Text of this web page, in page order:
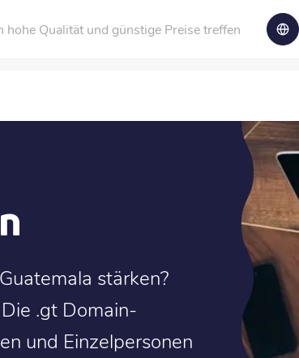
hohe Qualität und günstige Preise treffen
stärken?
.gt Domain-
und Einzelpersonen